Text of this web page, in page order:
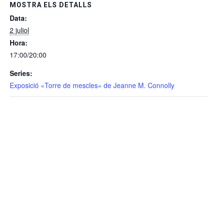
MOSTRA ELS DETALLS
Data:
2 juliol
Hora:
17:00/20:00
Series:
Exposició «Torre de mescles» de Jeanne M. Connolly